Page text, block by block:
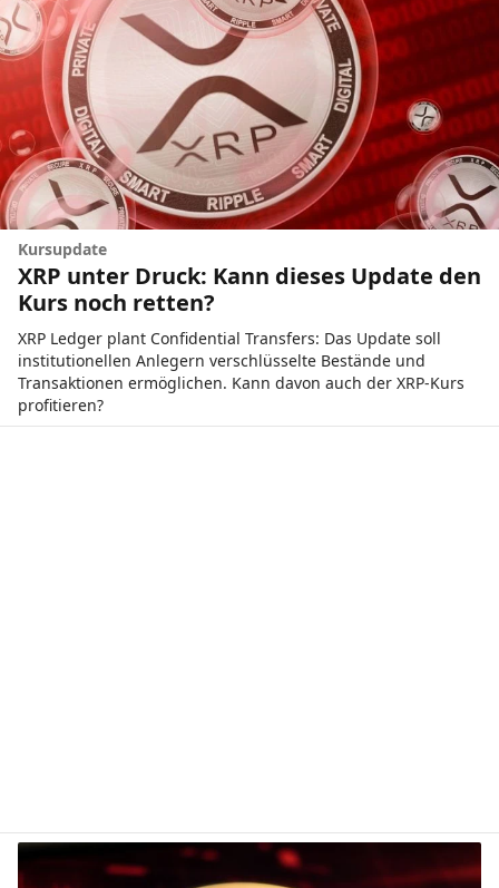
Kursupdate
XRP unter Druck: Kann dieses Update den
Kurs noch retten?
XRP Ledger plant Confidential Transfers: Das Update soll
institutionellen Anlegern verschlüsselte Bestände und
Transaktionen ermöglichen. Kann davon auch der XRP-Kurs
profitieren?